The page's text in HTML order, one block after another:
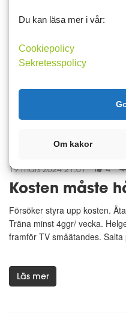
viktökning. Kan inte träna
motivationen jag hade.
19 mars 2024 21:01 4
Kosten måste
Försöker styra upp kosten.
Träna minst 4ggr/ vecka.
framför TV småätandes.
Läs mer
Du kan läsa mer i vår:
Cookiepolicy
Sekretesspolicy
Om kakor